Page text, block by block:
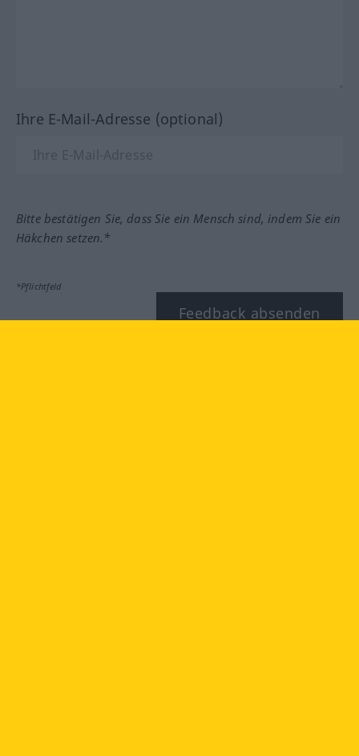
Ihre E-Mail-Adresse (optional)
Bitte bestätigen Sie, dass Sie ein Mensch sind, indem Sie ein
Häkchen setzen.*
*Pflichtfeld
Feedback absenden